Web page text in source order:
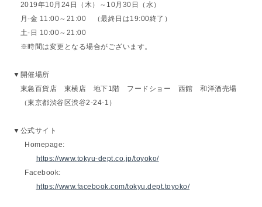
2019年10月24日（木）～10月30日（水）
月-金 11:00～21:00 （最終日は19:00終了）
土-日 10:00～21:00
※時間は変更となる場合がございます。
▼開催場所
東急百貨店 東横店 地下1階 フードショー 西館 和洋酒売場
（東京都渋谷区渋谷2-24-1）
▼公式サイト
Homepage:
https://www.tokyu-dept.co.jp/toyoko/
Facebook:
https://www.facebook.com/tokyu.dept.toyoko/